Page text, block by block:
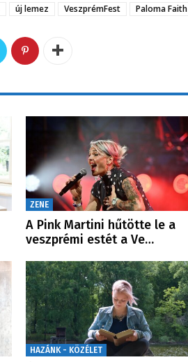
új lemez VeszprémFest Paloma Faith
ZENE
A Pink Martini hűtötte le a
veszprémi estét a Ve…
HAZÁNK - KÖZÉLET